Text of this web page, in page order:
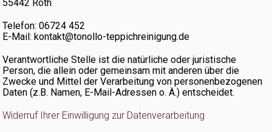
55442 Roth
Telefon: 06724 452
E-Mail: kontakt@tonollo-teppichreinigung.de
Verantwortliche Stelle ist die natürliche oder juristische
Person, die allein oder gemeinsam mit anderen über die
Zwecke und Mittel der Verarbeitung von personenbezogenen
Daten (z.B. Namen, E-Mail-Adressen o. Ä.) entscheidet.
Widerruf Ihrer Einwilligung zur Datenverarbeitung